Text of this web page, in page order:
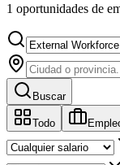
1 oportunidades de
Buscar
Todo